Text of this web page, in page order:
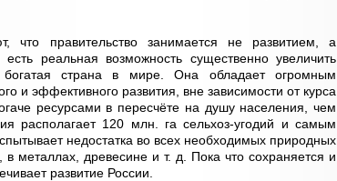
что правительство занимается не развитием, а
реальная возможность существенно увеличить
страна в мире. Она обладает огромным
и эффективного развития, вне зависимости от курса
ресурсами в пересчёте на душу населения, чем
располагает 120 млн. га сельхоз-угодий и самым
недостатка во всех необходимых природных
металлах, древесине и т. д. Пока что сохраняется и
развитие России.